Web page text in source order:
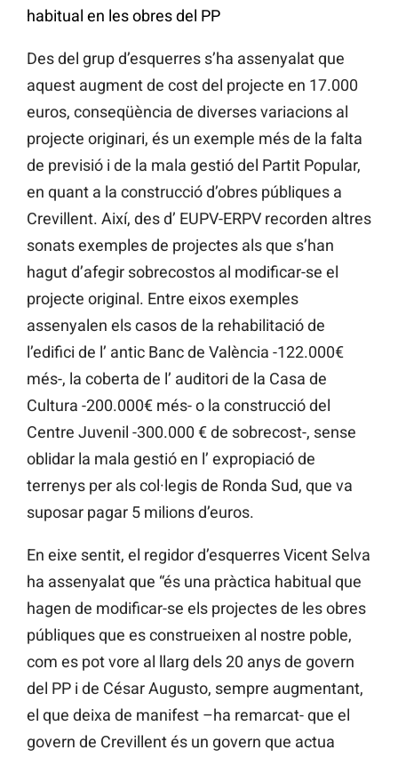
habitual en les obres del PP
Des del grup d’esquerres s’ha assenyalat que
aquest augment de cost del projecte en 17.000
euros, conseqüència de diverses variacions al
projecte originari, és un exemple més de la falta
de previsió i de la mala gestió del Partit Popular,
en quant a la construcció d’obres públiques a
Crevillent. Així, des d’ EUPV-ERPV recorden altres
sonats exemples de projectes als que s’han
hagut d’afegir sobrecostos al modificar-se el
projecte original. Entre eixos exemples
assenyalen els casos de la rehabilitació de
l’edifici de l’ antic Banc de València -122.000€
més-, la coberta de l’ auditori de la Casa de
Cultura -200.000€ més- o la construcció del
Centre Juvenil -300.000 € de sobrecost-, sense
oblidar la mala gestió en l’ expropiació de
terrenys per als col·legis de Ronda Sud, que va
suposar pagar 5 milions d’euros.
En eixe sentit, el regidor d’esquerres Vicent Selva
ha assenyalat que “és una pràctica habitual que
hagen de modificar-se els projectes de les obres
públiques que es construeixen al nostre poble,
com es pot vore al llarg dels 20 anys de govern
del PP i de César Augusto, sempre augmentant,
el que deixa de manifest –ha remarcat- que el
govern de Crevillent és un govern que actua